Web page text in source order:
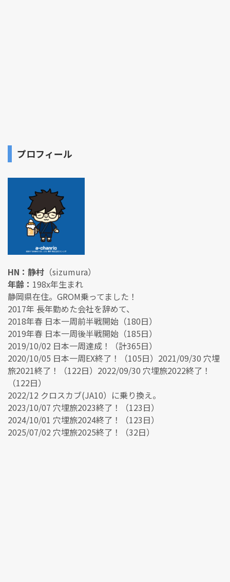
プロフィール
HN：静村 （sizumura）
年齢： 198x年生まれ
静岡県在住。GROM乗ってました！
2017年 長年勤めた会社を辞めて、
2018年春 日本一周前半戦開始（180日）
2019年春 日本一周後半戦開始（185日）
2019/10/02 日本一周達成！（計365日）
2020/10/05 日本一周EX終了！（105日）2021/09/30 穴埋
旅2021終了！（122日）2022/09/30 穴埋旅2022終了！
（122日）
2022/12 クロスカブ(JA10）に乗り換え。
2023/10/07 穴埋旅2023終了！（123日）
2024/10/01 穴埋旅2024終了！（123日）
2025/07/02 穴埋旅2025終了！（32日）